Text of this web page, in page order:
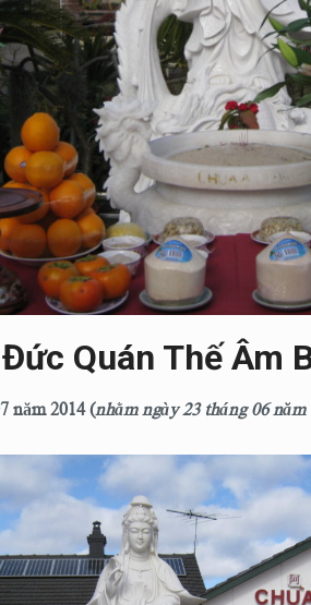
Quán Thế Âm
năm 2014 (nhằm ngày 23 tháng 06